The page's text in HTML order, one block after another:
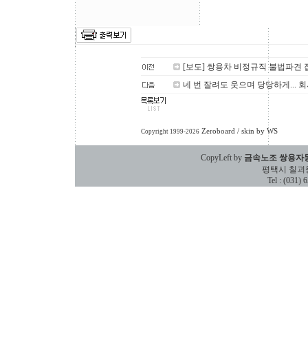
[보도] 쌍용차 비정규직 불법파견
네 번 잘려도 웃으며 당당하게...
Copyright 1999-2026 Zeroboard / skin by WS
CopyLeft by 금속노조 쌍용자
평택시 칠괴동
Tel : (031)